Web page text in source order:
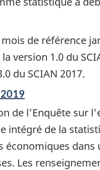
de référence
la version 1.0 du
du SCIAN 2017.
de l'Enquête sur
intégré de la
économiques
Les